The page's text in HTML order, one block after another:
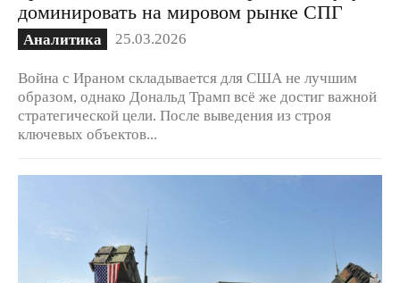
доминировать на мировом рынке СПГ
Аналитика 25.03.2026
Война с Ираном складывается для США не лучшим
образом, однако Дональд Трамп всё же достиг важной
стратегической цели. После выведения из строя
ключевых объектов...